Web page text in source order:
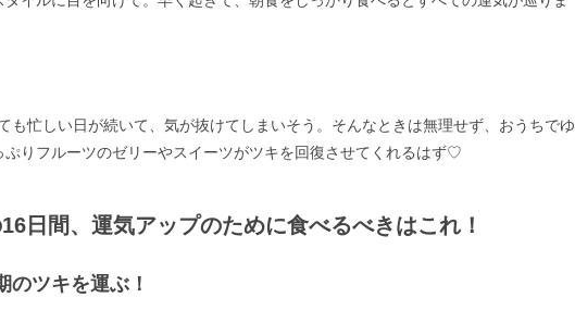
忙しい日が続いて、気が抜けてしまいそう。そんなときは無理せず、おうちでゆ
ぷりフルーツのゼリーやスイーツがツキを回復させてくれるはず♡
日間、運気アップのために食べるべきはこれ！
のツキを運ぶ！